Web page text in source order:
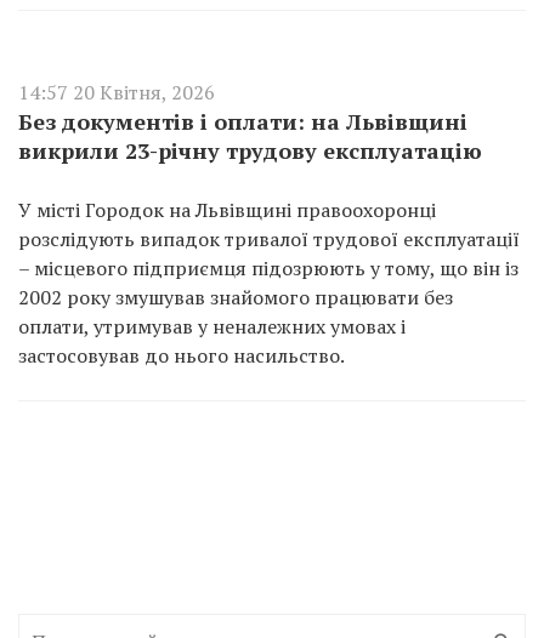
14:57 20 Квітня, 2026
Без документів і оплати: на Львівщині
викрили 23-річну трудову експлуатацію
У місті Городок на Львівщині правоохоронці
розслідують випадок тривалої трудової експлуатації
– місцевого підприємця підозрюють у тому, що він із
2002 року змушував знайомого працювати без
оплати, утримував у неналежних умовах і
застосовував до нього насильство.